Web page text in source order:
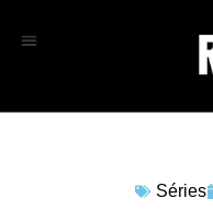
Séries